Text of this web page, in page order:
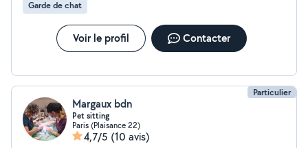
Garde de chat
Voir le profil Contacter
Particulier
Margaux bdn
Pet sitting
Paris (Plaisance 22)
4,7/5 (10 avis)